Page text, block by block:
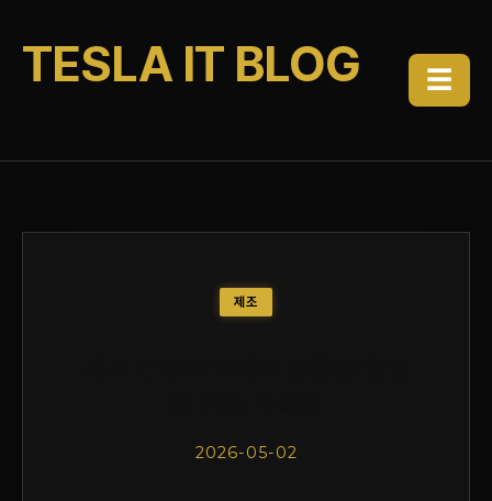
TESLA IT BLOG ☰
제조
2026-05-02